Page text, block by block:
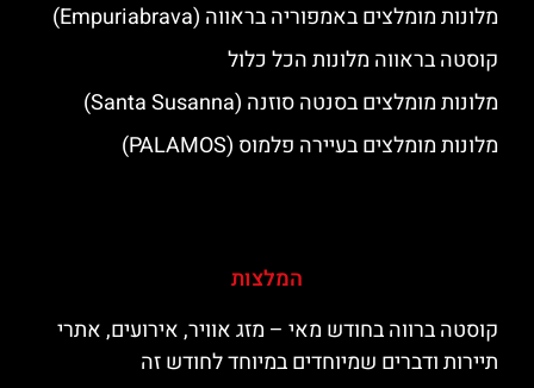
מלונות מומלצים באמפוריה בראווה (Empuriabrava)
קוסטה בראווה מלונות הכל כלול
מלונות מומלצים בסנטה סוזנה (Santa Susanna)
מלונות מומלצים בעיירה פלמוס (PALAMOS)
המלצות
קוסטה ברווה בחודש מאי – מזג אוויר, אירועים, אתרי
תיירות ודברים שמיוחדים במיוחד לחודש זה